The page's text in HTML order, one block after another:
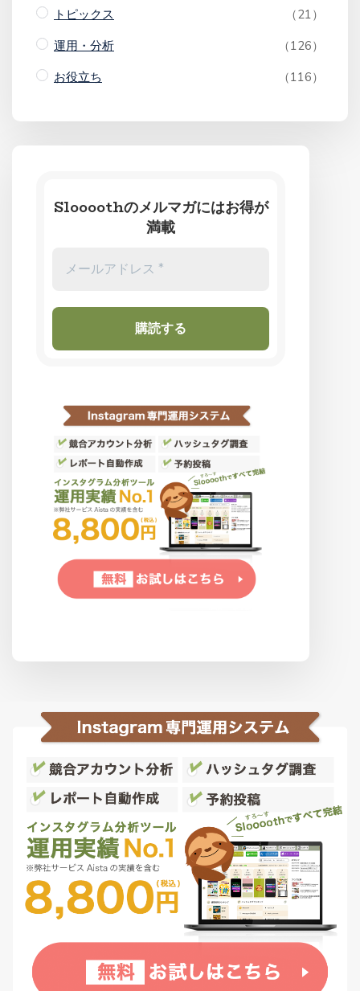
トピックス
（21）
運用・分析
（126）
お役立ち
（116）